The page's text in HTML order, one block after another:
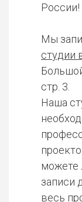
России!
Мы
студии
стр. 3.
Наша
можете
записи
весь